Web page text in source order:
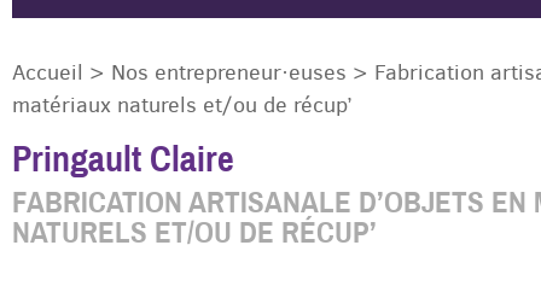
Accueil > Nos entrepreneur·euses > Fabrication
matériaux naturels et/ou de récup’
Pringault Claire
FABRICATION ARTISANALE D’OBJETS EN
NATURELS ET/OU DE RÉCUP’